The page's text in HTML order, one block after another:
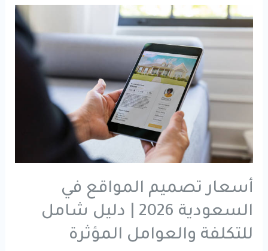
تصميم
في
معايير
لضمان
نجاح
مشروعك
أسعار تصميم المواقع في
السعودية 2026 | دليل شامل
للتكلفة والعوامل المؤثرة